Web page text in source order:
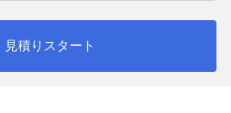
見積りスタート